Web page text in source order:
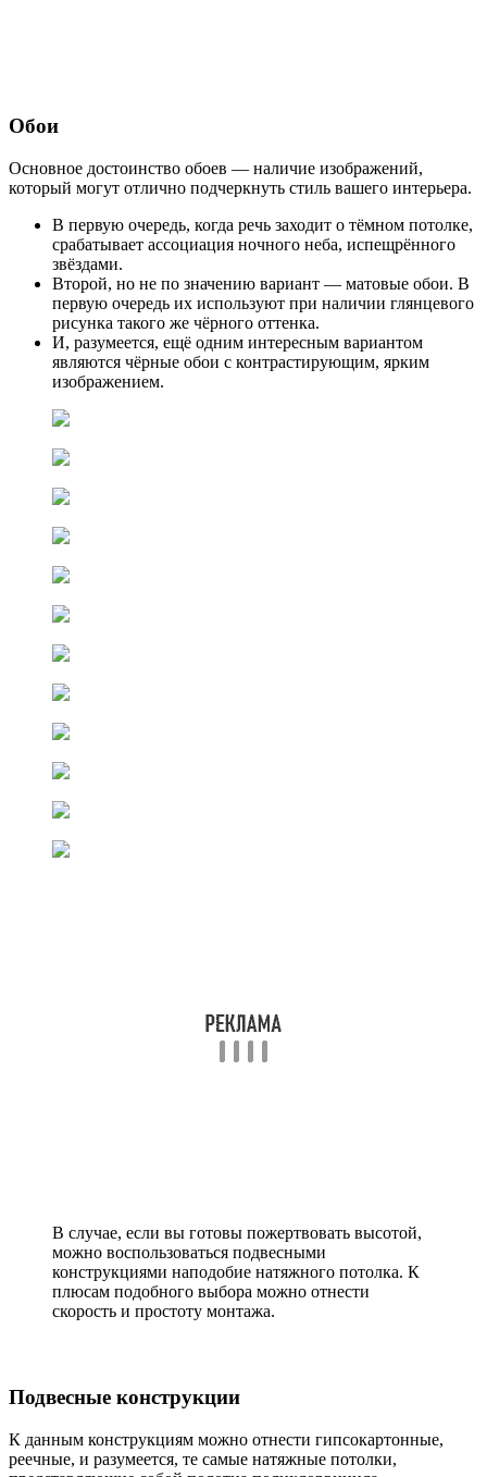
Обои
Основное достоинство обоев — наличие изображений,
который могут отлично подчеркнуть стиль вашего интерьера.
В первую очередь, когда речь заходит о тёмном потолке,
срабатывает ассоциация ночного неба, испещрённого
звёздами.
Второй, но не по значению вариант — матовые обои. В
первую очередь их используют при наличии глянцевого
рисунка такого же чёрного оттенка.
И, разумеется, ещё одним интересным вариантом
являются чёрные обои с контрастирующим, ярким
изображением.
В случае, если вы готовы пожертвовать высотой,
можно воспользоваться подвесными
конструкциями наподобие натяжного потолка. К
плюсам подобного выбора можно отнести
скорость и простоту монтажа.
Подвесные конструкции
К данным конструкциям можно отнести гипсокартонные,
реечные, и разумеется, те самые натяжные потолки,